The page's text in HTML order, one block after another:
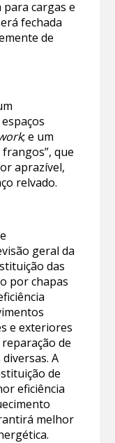
cargas e
fechada
de
; e um
que
aprazível,
relvado.
geral da
das
por chapas
e exteriores
de
A
de
eficiência
melhor